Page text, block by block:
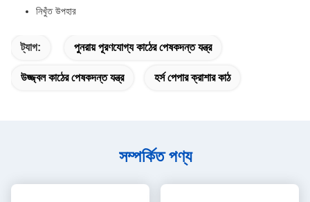
নিখুঁত উপহার
ট্যাগ: পুনরায় পূরণযোগ্য কাঠের পেষকদন্ত যন্ত্র
উজ্জ্বল কাঠের পেষকদন্ত যন্ত্র হর্স পেপার ক্রাশার কাঠ
সম্পর্কিত পণ্য